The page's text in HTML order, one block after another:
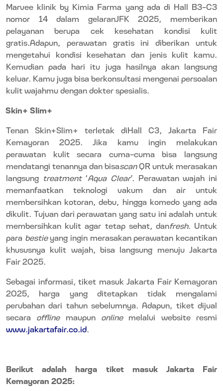
Marvee klinik by Kimia Farma yang ada di Hall B3-C3
nomor 14 dalam gelaranJFK 2025, memberikan
pelayanan berupa cek kesehatan kondisi kulit
gratis.Adapun, perawatan gratis ini diberikan untuk
mengetahui kondisi kesehatan dan jenis kulit kamu.
Kemudian pada hari itu juga hasilnya akan langsung
keluar. Kamu juga bisa berkonsultasi mengenai persoalan
kulit wajahmu dengan dokter spesialis.
Skin+ Slim+
Tenan Skin+Slim+ terletak diHall C3, Jakarta Fair
Kemayoran 2025. Jika kamu ingin melakukan
perawatan kulit secara cuma-cuma bisa langsung
mendatangi tenannya dan bisascanQR untuk merasakan
langsung treatment ‘Aqua Clear’. Perawatan wajah ini
memanfaatkan teknologi vakum dan air untuk
membersihkan kotoran, debu, hingga komedo yang ada
dikulit. Tujuan dari perawatan yang satu ini adalah untuk
membersihkan kulit agar tetap sehat, danfresh. Untuk
para bestieyang ingin merasakan perawatan kecantikan
khususnya kulit wajah, bisa langsung menuju Jakarta
Fair 2025.
Sebagai informasi, tiket masuk Jakarta Fair Kemayoran
2025, harga yang ditetapkan tidak mengalami
perubahan dari tahun sebelumnya. Adapun, tiket dijual
secara offline maupun online melalui website resmi
www.jakartafair.co.id
Berikut adalah harga tiket masuk Jakarta Fair
Kemayoran 2025: